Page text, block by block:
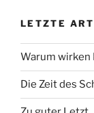
LETZTE
Warum wirken
Die Zeit des